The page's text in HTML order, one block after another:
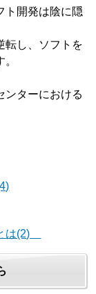
ト開発は陰に隠
転し、ソフトを
ンターにおける
は(2)